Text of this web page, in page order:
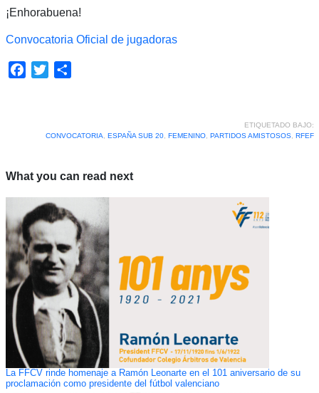
¡Enhorabuena!
Convocatoria Oficial de jugadoras
Facebook
Twitter
ETIQUETADO BAJO:
CONVOCATORIA, ESPAÑA SUB 20, FEMENINO, PARTIDOS AMISTOSOS, RFEF
What you can read next
La FFCV rinde homenaje a Ramón Leonarte en el 101 aniversario de su
proclamación como presidente del fútbol valenciano